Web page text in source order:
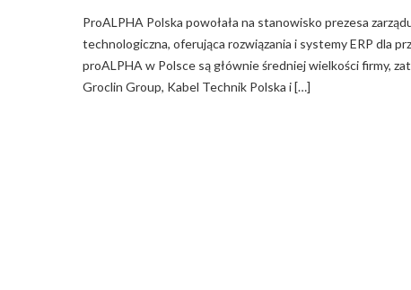
NA CZYM POLEGA KREDYT Z
GWARANCJĄ DE MINIMIS?
ProALPHA Polska powołała na stanowisko prezesa
technologiczna, oferująca rozwiązania i systemy ERP dla
proALPHA w Polsce są głównie średniej wielkości firmy,
Groclin Group, Kabel Technik Polska i […]